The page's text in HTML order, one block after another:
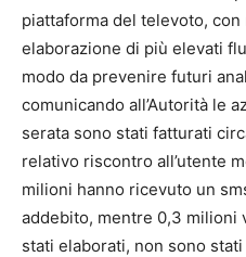
piattaforma del televoto,
elaborazione di più elevati
modo da prevenire futuri
comunicando all’Autorità le
serata sono stati fatturati
relativo riscontro all’utente
milioni hanno ricevuto un
addebito, mentre 0,3 milioni
stati elaborati, non sono